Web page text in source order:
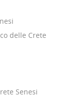
delle Crete
Senesi